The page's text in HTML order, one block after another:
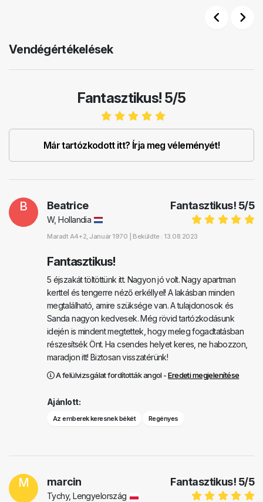
Vendégértékelések
Fantasztikus! 5/5
Már tartózkodott itt? Írja meg véleményét!
B Fantasztikus! 5/5
Beatrice
W, Hollandia
Maradt A4+2, Január 1970 | Beküldte : 13.08.2023
Fantasztikus!
5 éjszakát töltöttünk itt. Nagyon jó volt. Nagy apartman
kerttel és tengerre néző erkéllyel! A lakásban minden
megtalálható, amire szüksége van. A tulajdonosok és
Sanda nagyon kedvesek. Még rövid tartózkodásunk
idején is mindent megtettek, hogy meleg fogadtatásban
részesítsék Önt. Ha csendes helyet keres, ne habozzon,
maradjon itt! Biztosan visszatérünk!
A felülvizsgálat fordították angol -Eredeti megjelenítése
Ajánlott:
Az emberek keresnek békét Regényes
M Fantasztikus! 5/5
marcin
Tychy, Lengyelország